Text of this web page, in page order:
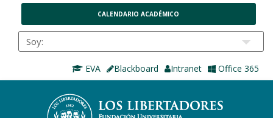
CALENDARIO ACADÉMICO
EVA Blackboard Intranet Office 365